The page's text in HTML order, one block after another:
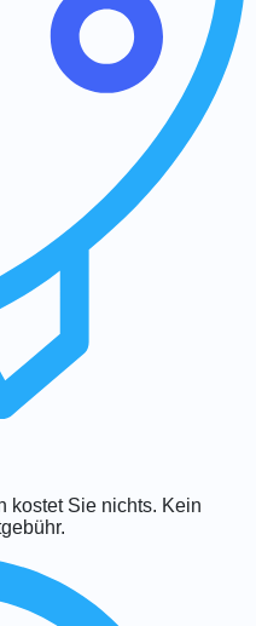
kostet Sie nichts. Kein